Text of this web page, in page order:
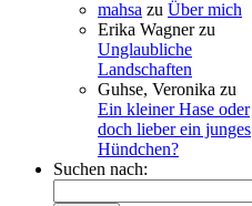
mahsa zu Über mich
Erika Wagnerzu
Unglaubliche
Landschaften
Guhse, Veronika zu
Ein kleiner Hase oder
doch lieber ein junges
Hündchen?
Suchen nach: